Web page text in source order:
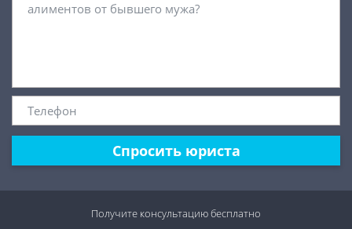
Спросить юриста
Получите консультациюбесплатно